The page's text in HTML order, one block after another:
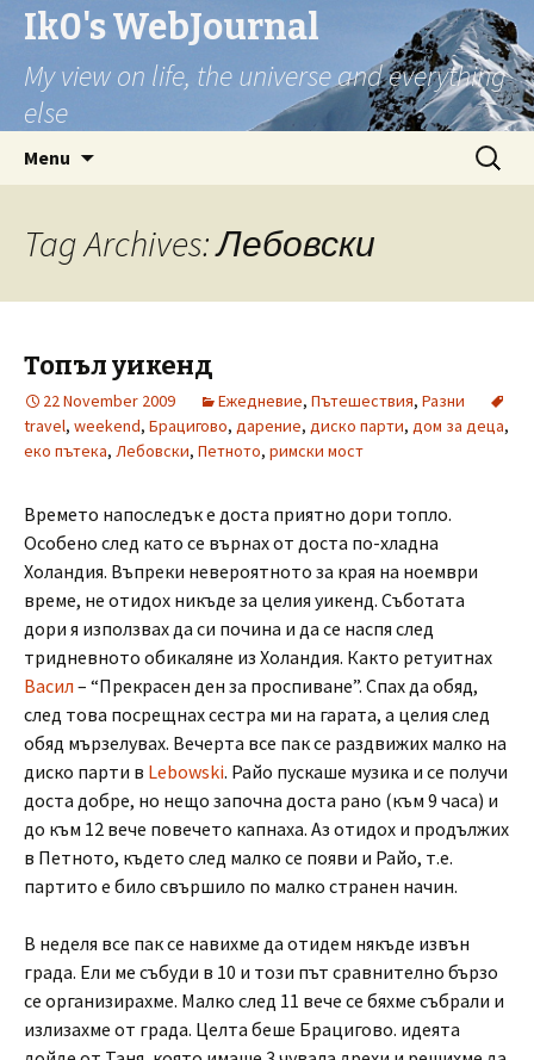
Ik0's WebJournal
My view on life, the universe and everything
else
Menu
Search
for:
Tag Archives: Лебовски
Топъл уикенд
22 November 2009 Ежедневие, Пътешествия, Разни
travel, weekend, Брацигово, дарение, диско парти, дом за деца,
еко пътека, Лебовски, Петното, римски мост
Времето напоследък е доста приятно дори топло.
Особено след като се върнах от доста по-хладна
Холандия. Въпреки невероятното за края на ноември
време, не отидох никъде за целия уикенд. Съботата
дори я използвах да си почина и да се наспя след
тридневното обикаляне из Холандия. Както ретуитнах
Васил– “Прекрасен ден за проспиване”. Спах да обяд,
след това посрещнах сестра ми на гарата, а целия след
обяд мързелувах. Вечерта все пак се раздвижих малко на
диско парти в Lebowski. Райо пускаше музика и се получи
доста добре, но нещо започна доста рано (към 9 часа) и
до към 12 вече повечето капнаха. Аз отидох и продължих
в Петното, където след малко се появи и Райо, т.е.
партито е било свършило по малко странен начин.
В неделя все пак се навихме да отидем някъде извън
града. Ели ме събуди в 10 и този път сравнително бързо
се организирахме. Малко след 11 вече се бяхме събрали и
излизахме от града. Целта беше Брацигово. идеята